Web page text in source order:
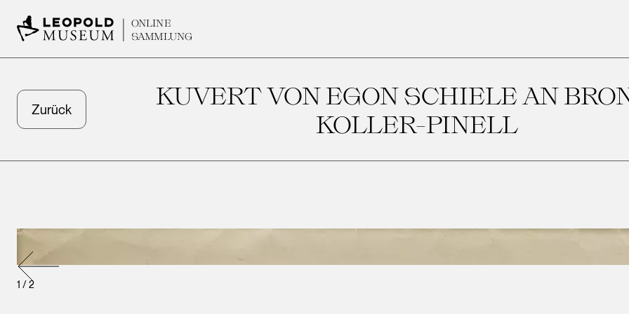
ONLINE
SAMMLUNG
Zurück
KUVERT VON EGON SCHIELE AN
KOLLER-PINELL
1 /2